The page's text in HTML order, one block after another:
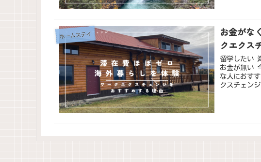
ホームステイ
お金がな
クエクス
留学したい
お金が無い
な人におす
クスチェン